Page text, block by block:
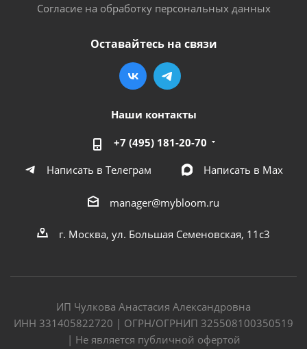
Согласие на обработку персональных данных
Оставайтесь на связи
Наши контакты
+7 (495) 181-20-70
Написать в Телеграм
Написать в Мах
manager@mybloom.ru
г. Москва, ул. Большая Семеновская, 11с3
ИП Чулкова Анастасия Александровна
ИНН 331405822720 | ОГРН/ОГРНИП 325508100350519
| Не является публичной офертой